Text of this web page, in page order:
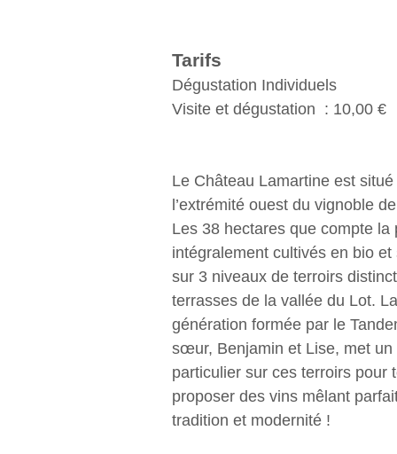
Tarifs
Dégustation Individuels
Visite et dégustation : 10,00 €
Le Château Lamartine est
l’extrémité ouest du vignoble
Les 38 hectares que compte la
intégralement cultivés en bio et
sur 3 niveaux de terroirs
terrasses de la vallée du Lot.
génération formée par le
sœur, Benjamin et Lise, met un
particulier sur ces terroirs pour
proposer des vins mêlant
tradition et modernité !